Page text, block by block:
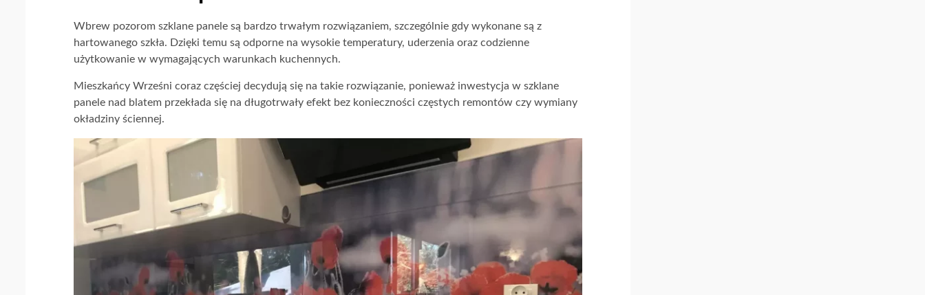
Wbrew pozorom szklane panele są bardzo trwałym rozwiązaniem, szczególnie gdy wykonane są z
hartowanego szkła. Dzięki temu są odporne na wysokie temperatury, uderzenia oraz codzienne
użytkowanie w wymagających warunkach kuchennych.
Mieszkańcy Wrześni coraz częściej decydują się na takie rozwiązanie, ponieważ inwestycja w szklane
panele nad blatem przekłada się na długotrwały efekt bez konieczności częstych remontów czy wymiany
okładziny ściennej.